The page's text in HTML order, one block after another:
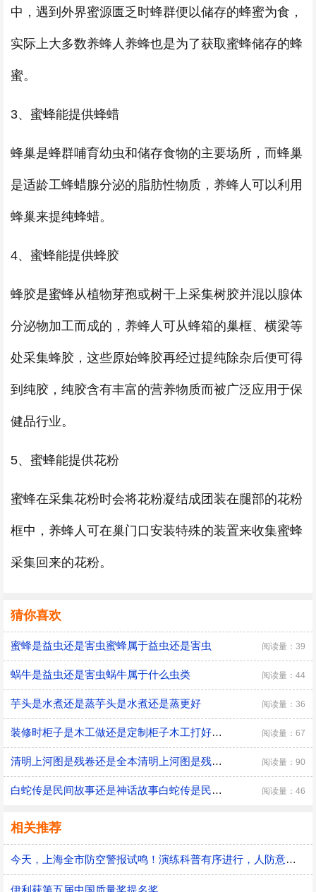
中，遇到外界蜜源匮乏时蜂群便以储存的蜂蜜为食，
实际上大多数养蜂人养蜂也是为了获取蜜蜂储存的蜂
蜜。
3、蜜蜂能提供蜂蜡
蜂巢是蜂群哺育幼虫和储存食物的主要场所，而蜂巢
是适龄工蜂蜡腺分泌的脂肪性物质，养蜂人可以利用
蜂巢来提纯蜂蜡。
4、蜜蜂能提供蜂胶
蜂胶是蜜蜂从植物芽孢或树干上采集树胶并混以腺体
分泌物加工而成的，养蜂人可从蜂箱的巢框、横梁等
处采集蜂胶，这些原始蜂胶再经过提纯除杂后便可得
到纯胶，纯胶含有丰富的营养物质而被广泛应用于保
健品行业。
5、蜜蜂能提供花粉
蜜蜂在采集花粉时会将花粉凝结成团装在腿部的花粉
框中，养蜂人可在巢门口安装特殊的装置来收集蜜蜂
采集回来的花粉。
猜你喜欢
蜜蜂是益虫还是害虫蜜蜂属于益虫还是害虫 阅读量：39
蜗牛是益虫还是害虫蜗牛属于什么虫类 阅读量：44
芋头是水煮还是蒸芋头是水煮还是蒸更好 阅读量：36
装修时柜子是木工做还是定制柜子木工打好还是整体定制好 阅读量：67
清明上河图是残卷还是全本清明上河图是残卷吗 阅读量：90
白蛇传是民间故事还是神话故事白蛇传是民间故事吗 阅读量：46
相关推荐
今天，上海全市防空警报试鸣！演练科普有序进行，人防意识“声入人心”
伊利获第五届中国质量奖提名奖